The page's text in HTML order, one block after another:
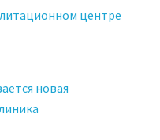
центре
новая